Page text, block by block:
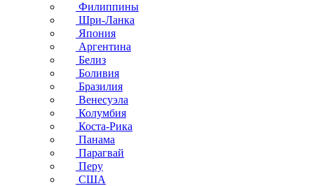
Филиппины
Шри-Ланка
Япония
Аргентина
Белиз
Боливия
Бразилия
Венесуэла
Колумбия
Коста-Рика
Панама
Парагвай
Перу
США